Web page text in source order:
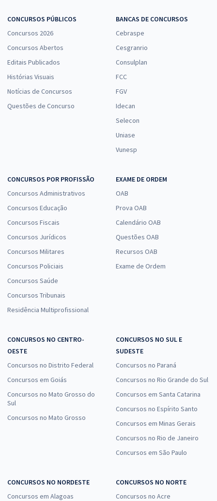
CONCURSOS PÚBLICOS
Concursos 2026
Concursos Abertos
Editais Publicados
Histórias Visuais
Notícias de Concursos
Questões de Concurso
BANCAS DE CONCURSOS
Cebraspe
Cesgranrio
Consulplan
FCC
FGV
Idecan
Selecon
Uniase
Vunesp
CONCURSOS POR PROFISSÃO
Concursos Administrativos
Concursos Educação
Concursos Fiscais
Concursos Jurídicos
Concursos Militares
Concursos Policiais
Concursos Saúde
Concursos Tribunais
Residência Multiprofissional
EXAME DE ORDEM
OAB
Prova OAB
Calendário OAB
Questões OAB
Recursos OAB
Exame de Ordem
CONCURSOS NO CENTRO-
OESTE
Concursos no Distrito Federal
Concursos em Goiás
Concursos no Mato Grosso do
Sul
Concursos no Mato Grosso
CONCURSOS NO SUL E
SUDESTE
Concursos no Paraná
Concursos no Rio Grande do Sul
Concursos em Santa Catarina
Concursos no Espírito Santo
Concursos em Minas Gerais
Concursos no Rio de Janeiro
Concursos em São Paulo
CONCURSOS NO NORDESTE
Concursos em Alagoas
CONCURSOS NO NORTE
Concursos no Acre